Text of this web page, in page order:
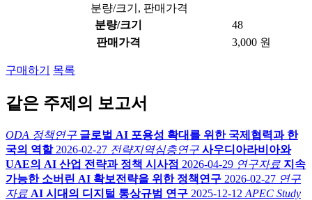
분량/크기, 판매가격
분량/크기
48
판매가격
3,000 원
구매하기 목록
같은 주제의 보고서
ODA 정책연구 글로벌 AI 포용성 확대를 위한 국제협력과 한
국의 역할 2026-02-27 전략지역심층연구 사우디아라비아와
UAE의 AI 산업 전략과 정책 시사점 2026-04-29 연구자료 지속
가능한 소버린 AI 확보전략을 위한 정책연구 2026-02-27 연구
자료 AI 시대의 디지털 통상규범 연구 2025-12-12 APEC Study